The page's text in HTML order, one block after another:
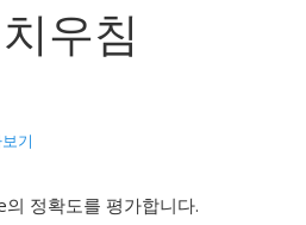
우침
기
정확도를 평가합니다.